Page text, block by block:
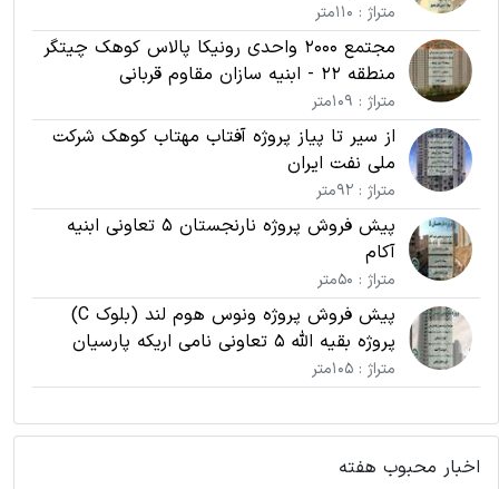
متراژ : 110متر
مجتمع 2000 واحدی رونیکا پالاس کوهک چیتگر
منطقه 22 - ابنیه سازان مقاوم قربانی
متراژ : 109متر
از سیر تا پیاز پروژه آفتاب مهتاب کوهک شرکت
ملی نفت ایران
متراژ : 92متر
پیش فروش پروژه نارنجستان 5 تعاونی ابنیه
آکام
متراژ : 50متر
پیش فروش پروژه ونوس هوم لند (بلوک C)
پروژه بقیه الله 5 تعاونی نامی اریکه پارسیان
متراژ : 105متر
اخبار محبوب هفته